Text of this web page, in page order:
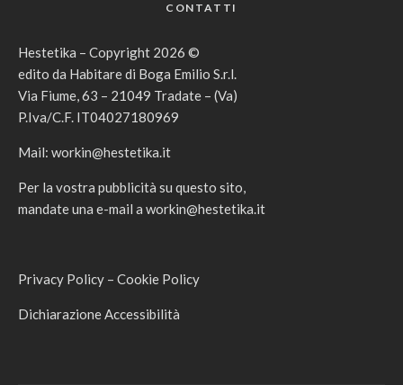
CONTATTI
Hestetika – Copyright 2026 ©
edito da Habitare di Boga Emilio S.r.l.
Via Fiume, 63 – 21049 Tradate – (Va)
P.Iva/C.F. IT04027180969
Mail: workin@hestetika.it
Per la vostra pubblicità su questo sito,
mandate una e-mail a workin@hestetika.it
Privacy Policy – Cookie Policy
Dichiarazione Accessibilità